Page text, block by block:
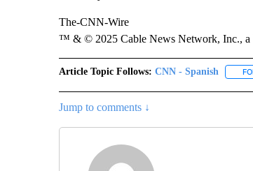
The-CNN-Wire
™ & © 2025 Cable News Network, Inc., a
Article Topic Follows: CNN - Spanish
Jump to comments ↓